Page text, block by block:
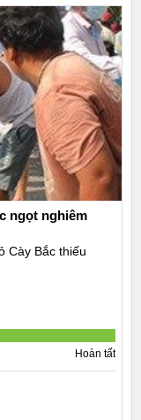
ngọt nghiêm
Cày Bắc thiếu
Hoàn tất